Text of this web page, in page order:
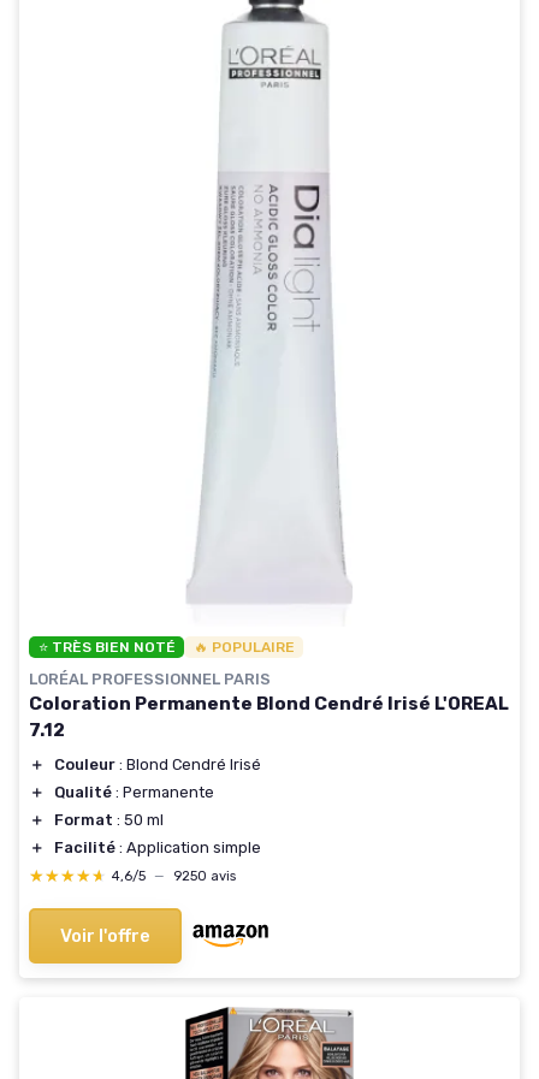
⭐ TRÈS BIEN NOTÉ 🔥 POPULAIRE
LORÉAL PROFESSIONNEL PARIS
Coloration Permanente Blond Cendré Irisé L'OREAL
7.12
＋ Couleur : Blond Cendré Irisé
＋
Qualité : Permanente
＋
Format : 50 ml
＋
Facilité : Application simple
★★★★★
★★★★★ 4,6/5 — 9250 avis
Voir l'offre